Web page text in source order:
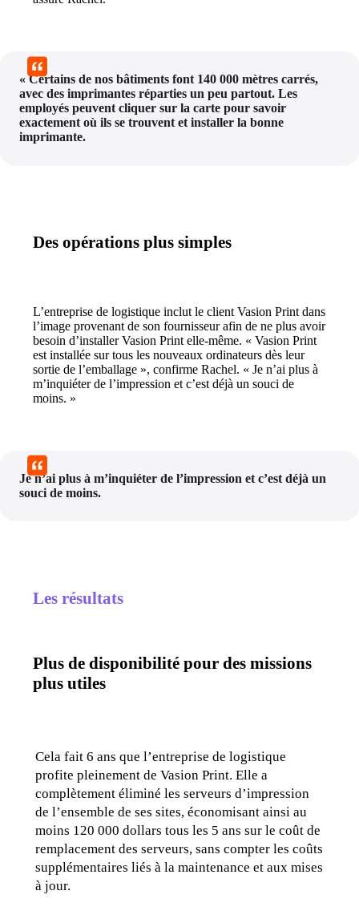
« Certains de nos bâtiments font 140 000 mètres carrés,
avec des imprimantes réparties un peu partout. Les
employés peuvent cliquer sur la carte pour savoir
exactement où ils se trouvent et installer la bonne
imprimante.
Des opérations plus simples
L’entreprise de logistique inclut le client Vasion Print dans
l’image provenant de son fournisseur afin de ne plus avoir
besoin d’installer Vasion Print elle-même. « Vasion Print
est installée sur tous les nouveaux ordinateurs dès leur
sortie de l’emballage », confirme Rachel. « Je n’ai plus à
m’inquiéter de l’impression et c’est déjà un souci de
moins. »
Je n’ai plus à m’inquiéter de l’impression et c’est déjà un
souci de moins.
Les résultats
Plus de disponibilité pour des missions
plus utiles
Cela fait 6 ans que l’entreprise de logistique
profite pleinement de Vasion Print. Elle a
complètement éliminé les serveurs d’impression
de l’ensemble de ses sites, économisant ainsi au
moins 120 000 dollars tous les 5 ans sur le coût de
remplacement des serveurs, sans compter les coûts
supplémentaires liés à la maintenance et aux mises
à jour.